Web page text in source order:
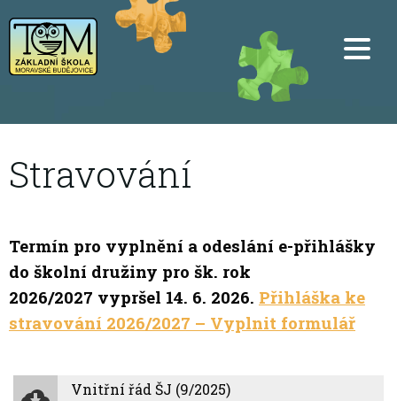
Stravování
Termín pro vyplnění a odeslání e-přihlášky
do školní družiny pro šk. rok
2026/2027 vypršel 14. 6. 2026. Přihláška ke
stravování 2026/2027 – Vyplnit formulář
Vnitřní řád ŠJ (9/2025)